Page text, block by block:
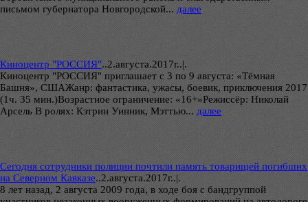
письмом губернатора Новгородской... далее
Киноцентр "РОССИЯ"..2.августа.2017г..|.
Киноцентр "РОССИЯ" приглашает с 3 по 9 августа: «Тёмная
Башня», СШАЖанр: фантастика, ужасы, боевик, приключения 2017
(1ч. 35 мин.)Возрастное ограничение: «16+»Режиссёр: Николай
Арсель В ролях: Кэтрин Уинник, Мэттью... далее
Сегодня сотрудники полиции почтили память товарищей погибших
на Северном Кавказе..2.августа.2017г..|.
8 лет назад, 2 августа 2009 года, в ходе боя с бандгруппой